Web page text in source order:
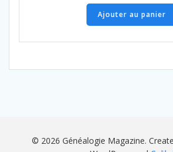
Ajouter au panier
© 2026 Généalogie Magazine.